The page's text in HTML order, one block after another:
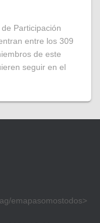
Participación
entre los 309
de este
seguir en el
emapasomostodos>